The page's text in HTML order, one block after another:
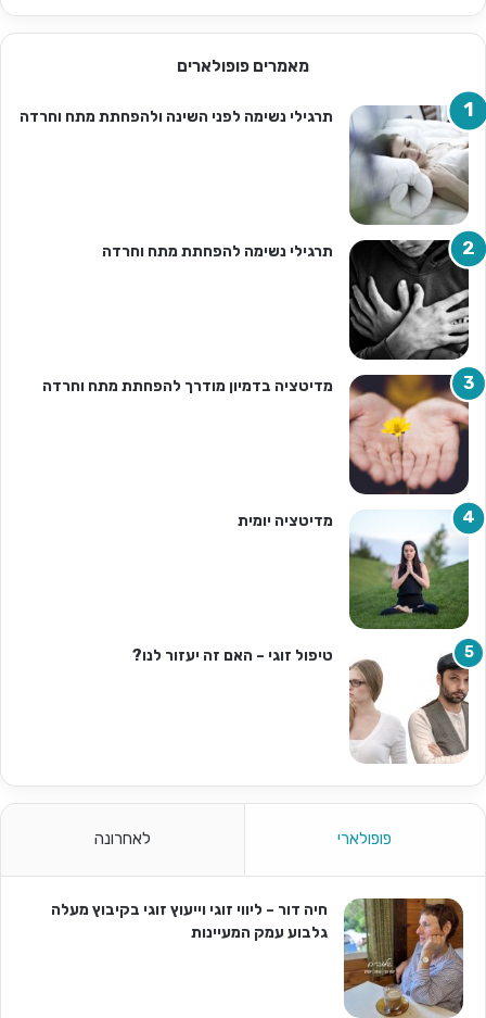
מאמרים פופולארים
תרגילי נשימה לפני השינה ולהפחתת מתח וחרדה
תרגילי נשימה להפחתת מתח וחרדה
מדיטציה בדמיון מודרך להפחתת מתח וחרדה
מדיטציה יומית
טיפול זוגי – האם זה יעזור לנו?
פופולארי לאחרונה
חיה דור – ליווי זוגי וייעוץ זוגי בקיבוץ מעלה
גלבוע עמק המעיינות